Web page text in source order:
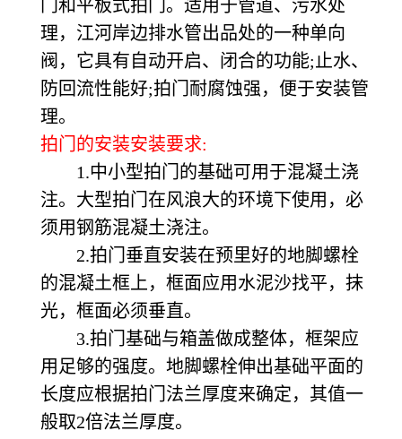
门和平板式拍门。适用于管道、污水处
理，江河岸边排水管出品处的一种单向
阀，它具有自动开启、闭合的功能;止水、
防回流性能好;拍门耐腐蚀强，便于安装管
理。
拍门的安装安装要求:
1.中小型拍门的基础可用于混凝土浇
注。大型拍门在风浪大的环境下使用，必
须用钢筋混凝土浇注。
2.拍门垂直安装在预里好的地脚螺栓
的混凝土框上，框面应用水泥沙找平，抹
光，框面必须垂直。
3.拍门基础与箱盖做成整体，框架应
用足够的强度。地脚螺栓伸出基础平面的
长度应根据拍门法兰厚度来确定，其值一
般取2倍法兰厚度。